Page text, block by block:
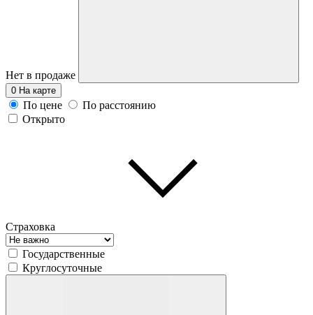
Нет в продаже
0 На карте
По цене
По расстоянию
Открыто
Страховка
Государственные
Круглосуточные